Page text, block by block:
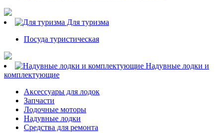
Для туризма
Посуда туристическая
Надувные лодки и
комплектующие
Аксессуары для лодок
Запчасти
Лодочные моторы
Надувные лодки
Средства для ремонта